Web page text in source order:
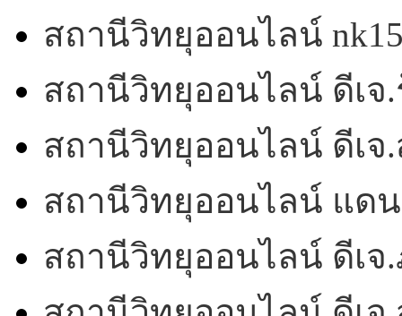
สถานีวิทยุออนไลน์
สถานีวิทยุออนไลน์ ดีเจ
สถานีวิทยุออนไลน์ ดีเ
สถานีวิทยุออนไลน์ แดน
สถานีวิทยุออนไลน์ ดีเจ